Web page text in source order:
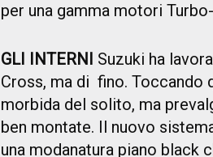
per una gamma motori
GLI INTERNI Suzuki ha
Cross, ma di fino. Toccando
morbida del solito, ma
ben montate. Il nuovo
una modanatura piano black